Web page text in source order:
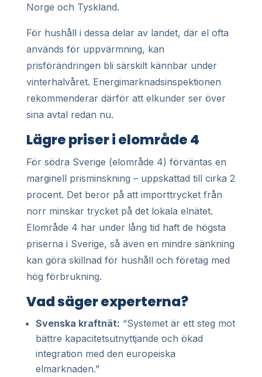
Norge och Tyskland.
För hushåll i dessa delar av landet, där el ofta
används för uppvärmning, kan
prisförändringen bli särskilt kännbar under
vinterhalvåret. Energimarknadsinspektionen
rekommenderar därför att elkunder ser över
sina avtal redan nu.
Lägre priser i elområde 4
För södra Sverige (elområde 4) förväntas en
marginell prisminskning – uppskattad till cirka 2
procent. Det beror på att importtrycket från
norr minskar trycket på det lokala elnätet.
Elområde 4 har under lång tid haft de högsta
priserna i Sverige, så även en mindre sänkning
kan göra skillnad för hushåll och företag med
hög förbrukning.
Vad säger experterna?
Svenska kraftnät: “Systemet är ett steg mot
bättre kapacitetsutnyttjande och ökad
integration med den europeiska
elmarknaden.”